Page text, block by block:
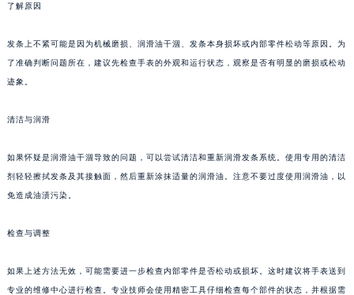
了解原因
发条上不紧可能是因为机械磨损、润滑油干涸、发条本身损坏或内部零件松动等原因。为
了准确判断问题所在，建议先检查手表的外观和运行状态，观察是否有明显的磨损或松动
迹象。
清洁与润滑
如果怀疑是润滑油干涸导致的问题，可以尝试清洁和重新润滑发条系统。使用专用的清洁
剂轻轻擦拭发条及其接触面，然后重新涂抹适量的润滑油。注意不要过度使用润滑油，以
免造成油渍污染。
检查与调整
如果上述方法无效，可能需要进一步检查内部零件是否松动或损坏。这时建议将手表送到
专业的维修中心进行检查。专业技师会使用精密工具仔细检查每个部件的状态，并根据需